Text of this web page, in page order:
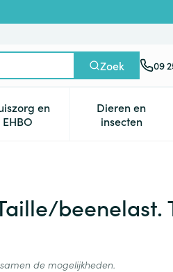
Zoek 09
Natuur geneeskunde categorie
en
EHBOToon submenu voor Thuiszorg
Dieren en
insecten
Toon
beenelast.
de mogelijkheden.